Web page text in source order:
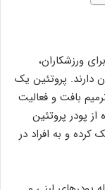
ورزشکاران،
دارند. پروتئین یک
بافت و فعالیت
پودر پروتئین
و به افراد در